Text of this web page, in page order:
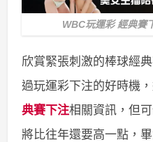
WBC玩運彩 經典賽
欣賞緊張刺激的棒球經
過玩運彩下注的好時機
典賽下注相關資訊，但
將比往年還要高一點，